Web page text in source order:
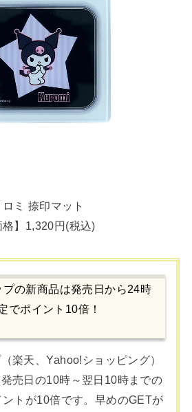
ロミ 捺印マット
格】1,320円(税込)
の新商品は発売日から24時
でポイント10倍！
楽天、Yahoo!ショッピング）
売日の10時～翌日10時までの
トが10倍です。早めのGETが